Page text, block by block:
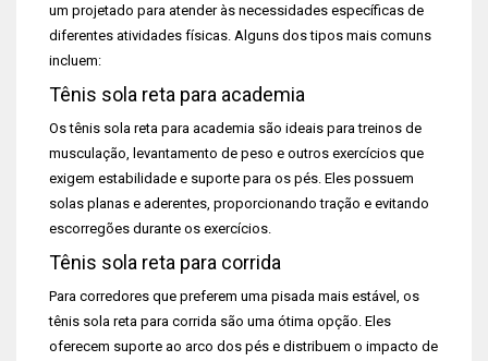
um projetado para atender às necessidades específicas de
diferentes atividades físicas. Alguns dos tipos mais comuns
incluem:
Tênis sola reta para academia
Os tênis sola reta para academia são ideais para treinos de
musculação, levantamento de peso e outros exercícios que
exigem estabilidade e suporte para os pés. Eles possuem
solas planas e aderentes, proporcionando tração e evitando
escorregões durante os exercícios.
Tênis sola reta para corrida
Para corredores que preferem uma pisada mais estável, os
tênis sola reta para corrida são uma ótima opção. Eles
oferecem suporte ao arco dos pés e distribuem o impacto de